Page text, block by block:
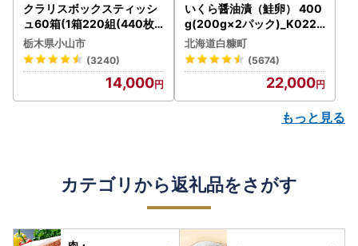
クラリスボックスティッシ
ュ60箱(1箱220組(440枚))
(5個入り×12セット)【配送
不可地域：離島・沖縄県】
【1256759】
栃木県小山市
(3240)
14,000
いくら醤油漬（鮭卵） 400
g(200g×2パック)_K022-
1676
北海道白糠町
(5674)
22,000
もっと見る
カテゴリから返礼品をさがす